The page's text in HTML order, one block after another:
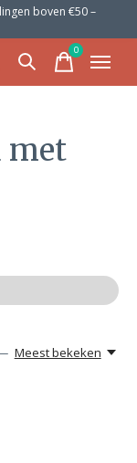
boven €50 –
0items
met
Meest bekeken